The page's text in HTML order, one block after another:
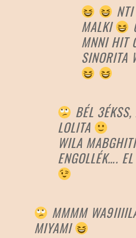
MALKI
MNNI HIT
SINORITA
BÉL
LOLITA
WILA
ENGOLLÉK….
MMMM
MIYAMI